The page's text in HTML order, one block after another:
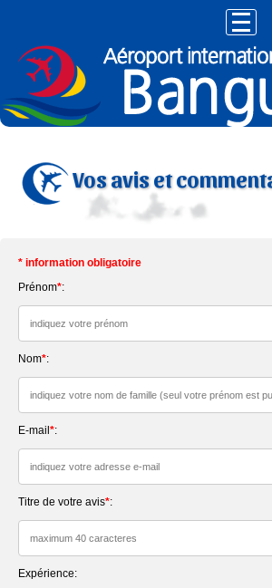
Vos avis et
* information obligatoire
Prénom*:
Nom*:
E-mail *:
Titre de votre avis*:
Expérience: